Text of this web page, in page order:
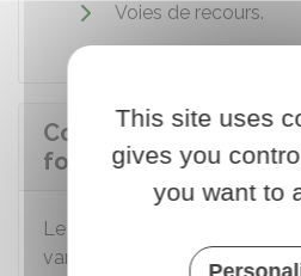
Voies de recours.
Comment savoir si
fourrière ?
Le service en ligne pour
varie selon qu'il a été mis
This site uses
gives you
you want to